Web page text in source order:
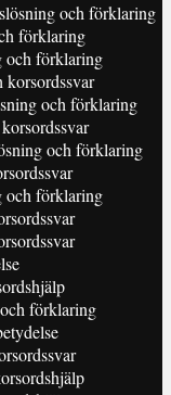
och förklaring
förklaring
och förklaring
korsordssvar
och förklaring
och förklaring
och förklaring
förklaring